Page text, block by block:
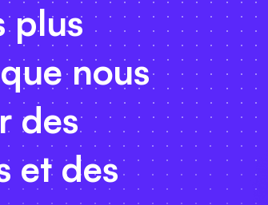
plus
nous
des
et des